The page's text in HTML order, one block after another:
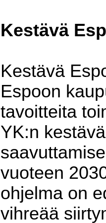
Kestävä
Kestävä
Espoon
tavoitteita
YK:n
vuoteen
ohjelma on
vihreää